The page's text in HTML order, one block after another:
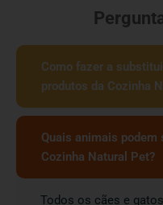
Como fazer a
produtos da Cozinha
Quais animais podem
Cozinha Natural Pet?
Todos os cães e